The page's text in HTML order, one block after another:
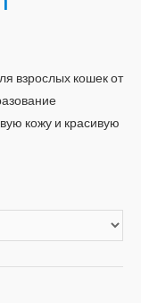
взрослых кошек от
кожу и красивую